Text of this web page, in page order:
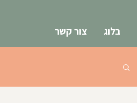
בלוג צור קשר